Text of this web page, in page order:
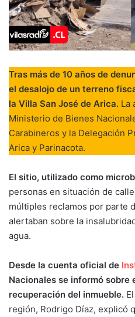
Tras más de 10 años de
el desalojo de un terreno
la Villa San José de Arica. La
Ministerio de Bienes
Carabineros y la Delegación
Arica y Parinacota.
El sitio, utilizado como
personas en situación de
múltiples reclamos por parte
alertaban sobre la
agua.
Desde la cuenta oficial de
Nacionales se informó sobre
recuperación del inmueble.
región, Rodrigo Díaz, explicó